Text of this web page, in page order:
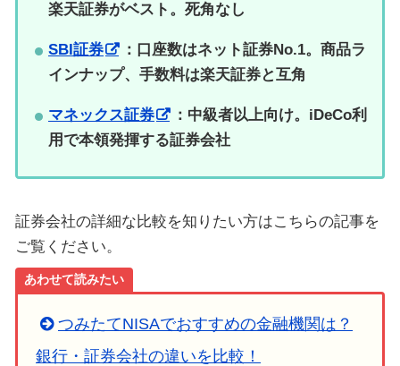
楽天証券がベスト。死角なし
SBI証券
：口座数はネット証券No.1。商品ラ
インナップ、手数料は楽天証券と互角
マネックス証券
：中級者以上向け。iDeCo利
用で本領発揮する証券会社
証券会社の詳細な比較を知りたい方はこちらの記事を
ご覧ください。
あわせて読みたい
つみたてNISAでおすすめの金融機関は？
銀行・証券会社の違いを比較！